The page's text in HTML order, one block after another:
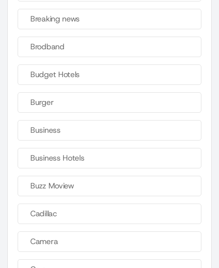
Breaking news
Brodband
Budget Hotels
Burger
Business
Business Hotels
Buzz Moview
Cadillac
Camera